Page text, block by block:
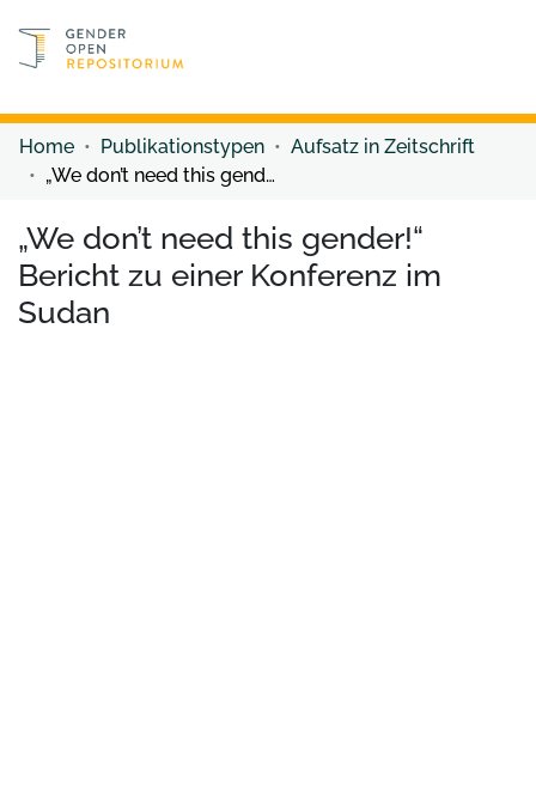
Discover content
Home Publikationstypen
Aufsatz in Zeitschrift
„We don’t need this gender!“ Bericht zu einer Konferenz im Sudan
„We don’t need this gender!“
Bericht zu einer Konferenz im
Sudan